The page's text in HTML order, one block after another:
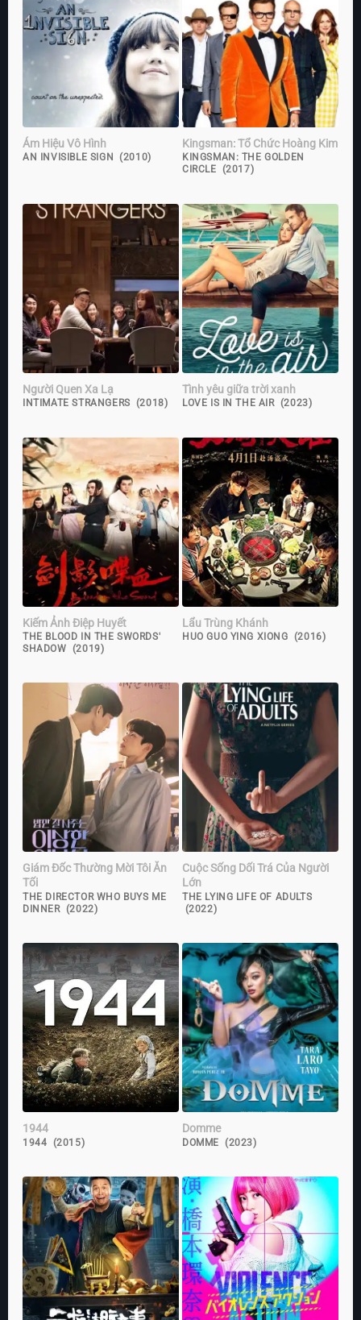
Ám Hiệu Vô Hình
AN INVISIBLE SIGN (2010)
Kingsman: Tổ Chức Hoàng Kim
KINGSMAN: THE GOLDEN
CIRCLE (2017)
Người Quen Xa Lạ
INTIMATE STRANGERS (2018)
Tình yêu giữa trời xanh
LOVE IS IN THE AIR (2023)
Kiếm Ảnh Điệp Huyết
THE BLOOD IN THE SWORDS'
SHADOW (2019)
Lẩu Trùng Khánh
HUO GUO YING XIONG (2016)
Giám Đốc Thường Mời Tôi Ăn
Tối
THE DIRECTOR WHO BUYS ME
DINNER (2022)
Cuộc Sống Dối Trá Của Người
Lớn
THE LYING LIFE OF ADULTS
(2022)
1944
1944 (2015)
Domme
DOMME (2023)